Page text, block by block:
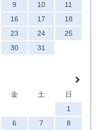
9 10
11
16 17
18
23 24
25
30 31
金 土
日
1
6 7
8